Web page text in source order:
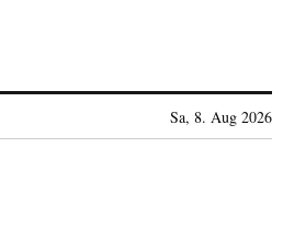
Sa, 8. Aug 2026